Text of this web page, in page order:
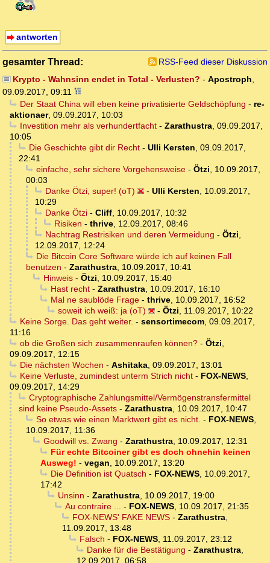
antworten
gesamter Thread:
RSS-Feed dieser Diskussion
Krypto - Wahnsinn endet in Total - Verlusten? - Apostroph,
09.09.2017, 09:11
Der Staat China will eben keine privatisierte Geldschöpfung - re-
aktionaer, 09.09.2017, 10:03
Investition mehr als verhundertfacht- Zarathustra, 09.09.2017,
10:05
Die Geschichte gibt dir Recht- Ulli Kersten, 09.09.2017,
22:41
einfache, sehr sichere Vorgehensweise- Ötzi, 10.09.2017,
00:03
Danke Ötzi, super! (oT)
- Ulli Kersten, 10.09.2017,
10:29
Danke Ötzi- Cliff, 10.09.2017, 10:32
Risiken - thrive, 12.09.2017, 08:46
Nachtrag Restrisiken und deren Vermeidung - Ötzi,
12.09.2017, 12:24
Die Bitcoin Core Software würde ich auf keinen Fall
benutzen - Zarathustra, 10.09.2017, 10:41
Hinweis- Ötzi, 10.09.2017, 15:40
Hast recht- Zarathustra, 10.09.2017, 16:10
Mal ne saublöde Frage- thrive, 10.09.2017, 16:52
soweit ich weiß: ja (oT)
- Ötzi, 11.09.2017, 10:22
Keine Sorge. Das geht weiter. - sensortimecom, 09.09.2017,
11:16
ob die Großen sich zusammenraufen können?- Ötzi,
09.09.2017, 12:15
Die nächsten Wochen - Ashitaka, 09.09.2017, 13:01
Keine Verluste, zumindest unterm Strich nicht- FOX-NEWS,
09.09.2017, 14:29
Cryptographische Zahlungsmittel/Vermögenstransfermittel
sind keine Pseudo-Assets - Zarathustra, 10.09.2017, 10:47
So etwas wie einen Marktwert gibt es nicht. - FOX-NEWS,
10.09.2017, 11:36
Goodwill vs. Zwang - Zarathustra, 10.09.2017, 12:31
Für echte Bitcoiner gibt es doch ohnehin keinen
Ausweg! - vegan, 10.09.2017, 13:20
Die Definition ist Quatsch - FOX-NEWS, 10.09.2017,
17:42
Unsinn - Zarathustra, 10.09.2017, 19:00
Au contraire ... - FOX-NEWS, 10.09.2017, 21:35
FOX-NEWS' FAKE NEWS- Zarathustra,
11.09.2017, 13:48
Falsch - FOX-NEWS, 11.09.2017, 23:12
Danke für die Bestätigung - Zarathustra,
12.09.2017, 06:58